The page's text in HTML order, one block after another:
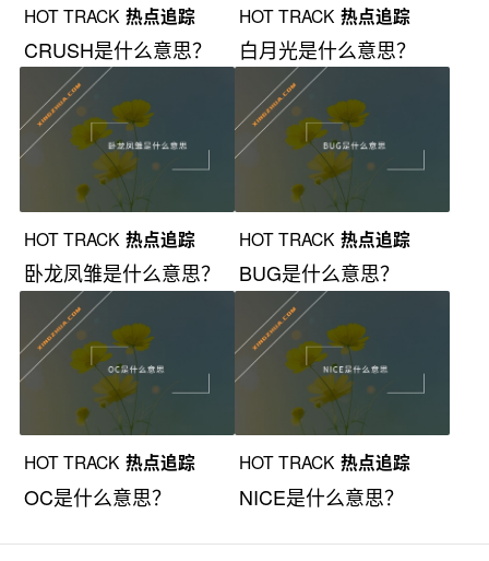
HOT TRACK 热点追踪
CRUSH是什么意思？
HOT TRACK 热点追踪
白月光是什么意思？
HOT TRACK 热点追踪
卧龙凤雏是什么意思？
HOT TRACK 热点追踪
BUG是什么意思？
HOT TRACK 热点追踪
OC是什么意思？
HOT TRACK 热点追踪
NICE是什么意思？